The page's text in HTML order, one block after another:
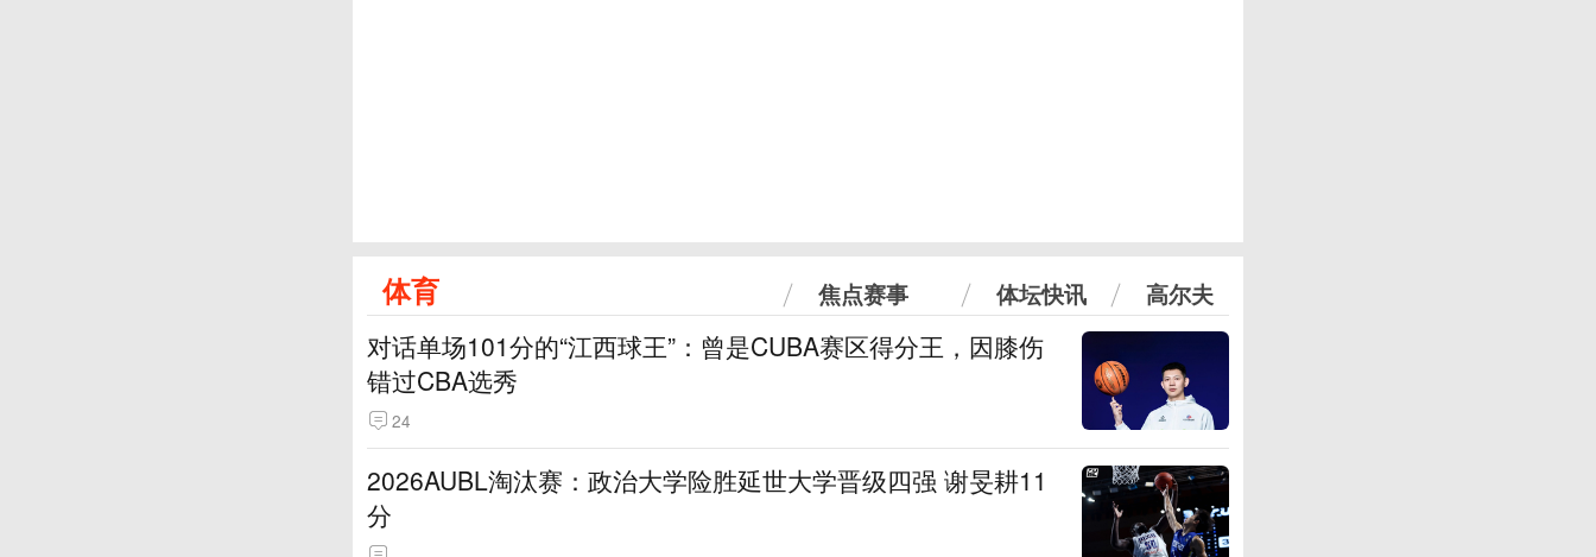
体育 焦点赛事 体坛快讯 高尔夫
对话单场101分的“江西球王”：曾是CUBA赛区得分王，因膝伤
错过CBA选秀
24
2026AUBL淘汰赛：政治大学险胜延世大学晋级四强 谢旻耕11
分